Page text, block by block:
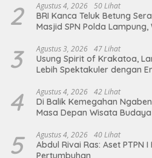
2 Agustus 4, 2026 50 Lihat
BRI Kanca Teluk Betung
Masjid SPN Polda
3 Agustus 3, 2026 47 Lihat
Usung Spirit of Krakatoa,
Lebih Spektakuler dengan
4 Agustus 4, 2026 42 Lihat
Di Balik Kemegahan
Masa Depan Wisata
5 Agustus 4, 2026 40 Lihat
Abdul Rivai Ras: Aset PTPN